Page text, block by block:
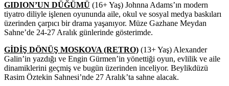
GIDION’UN DÜĞÜMÜ (16+ Yaş) Johnna Adams’ın modern
tiyatro diliyle işlenen oyununda aile, okul ve sosyal medya baskıları
üzerinden çarpıcı bir drama yaşanıyor. Müze Gazhane Meydan
Sahne’de 24-27 Aralık günlerinde gösterimde.
GİDİŞ DÖNÜŞ MOSKOVA (RETRO) (13+ Yaş) Alexander
Galin’in yazdığı ve Engin Gürmen’in yönettiği oyun, evlilik ve aile
dinamiklerini geçmiş ve bugün üzerinden inceliyor. Beylikdüzü
Rasim Öztekin Sahnesi’nde 27 Aralık’ta sahne alacak.